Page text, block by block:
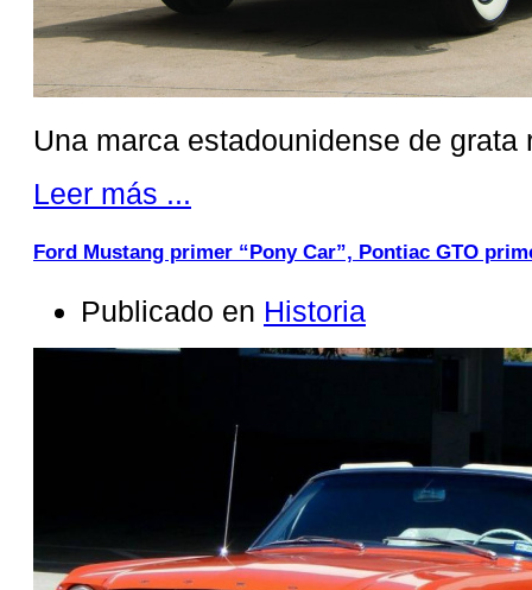
Una marca estadounidense de grata
Leer más ...
Ford Mustang primer “Pony Car”, Pontiac GTO
Publicado en Historia